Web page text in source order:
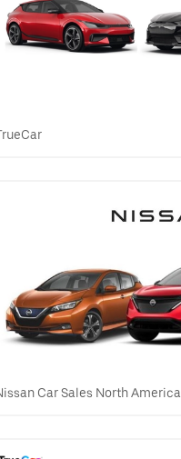
Car Sales North America